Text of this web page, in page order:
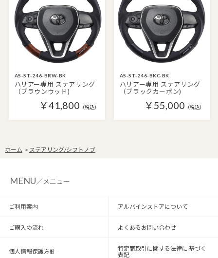
AS-ST-246-BRW-BK
ハリアー専用 ステアリング
（ブラウンウッド)
￥41,800 （税込）
AS-ST-246-BKC-BK
ハリアー専用 ステアリング
（ブラックカーボン)
￥55,000 （税込）
ホーム > ステアリング/シフトノブ
MENU／メニュー
ご利用案内 アルパインストアについて
ご購入の流れ よくあるお問い合わせ
個人情報保護方針
特定商取引に関する法律に 基づく
表記